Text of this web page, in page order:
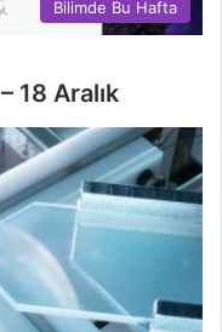
Bilimde Bu Hafta
18 Aralık